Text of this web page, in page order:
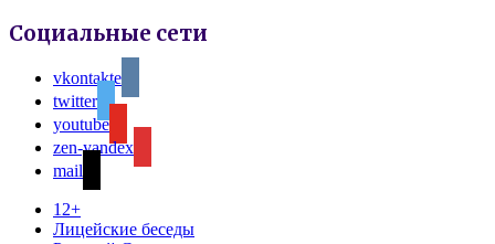
Социальные сети
vkontakte
twitter
youtube
zen-yandex
mail
12+
Лицейские беседы